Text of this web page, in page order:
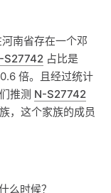
南省存在一个邓
S27742 占比是
倍。且经过统计
推测 N-S27742
，这个家族的成员
么时候？